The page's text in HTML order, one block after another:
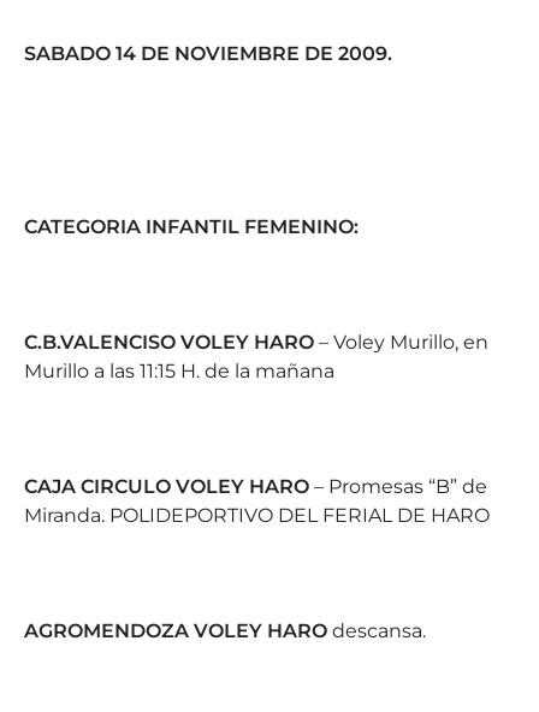
SABADO 14 DE NOVIEMBRE DE 2009.
CATEGORIA INFANTIL FEMENINO:
C.B.VALENCISO VOLEY HARO – Voley Murillo, en
Murillo a las 11:15 H. de la mañana
CAJA CIRCULO VOLEY HARO – Promesas “B” de
Miranda. POLIDEPORTIVO DEL FERIAL DE HARO
AGROMENDOZA VOLEY HARO descansa.